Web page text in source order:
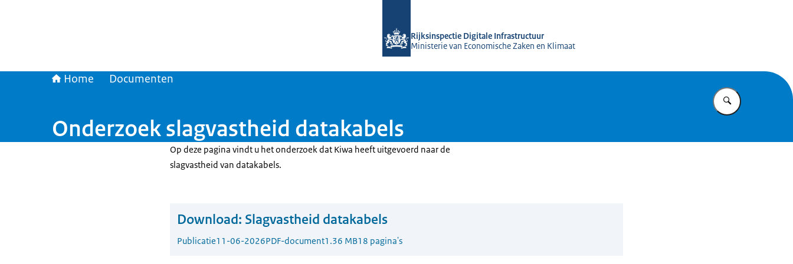
Rijksinspectie Digitale Infrastructuur
Ministerie van Economische Zaken en Klimaat
Home Documenten
Vul in wat u
Onderzoek slagvastheid datakabels
Op deze pagina vindt u het onderzoek dat Kiwa heeft uitgevoerd naar de
slagvastheid van datakabels.
Download: Slagvastheid datakabels
Publicatie11-06-2026PDF-document1.36 MB18 pagina's